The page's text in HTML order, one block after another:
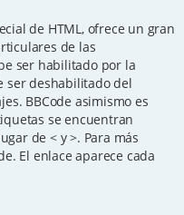
de HTML, ofrece un gran
de las
ser habilitado por la
ser deshabilitado del
BBCode asimismo es
se encuentran
de < y >. Para más
El enlace aparece cada